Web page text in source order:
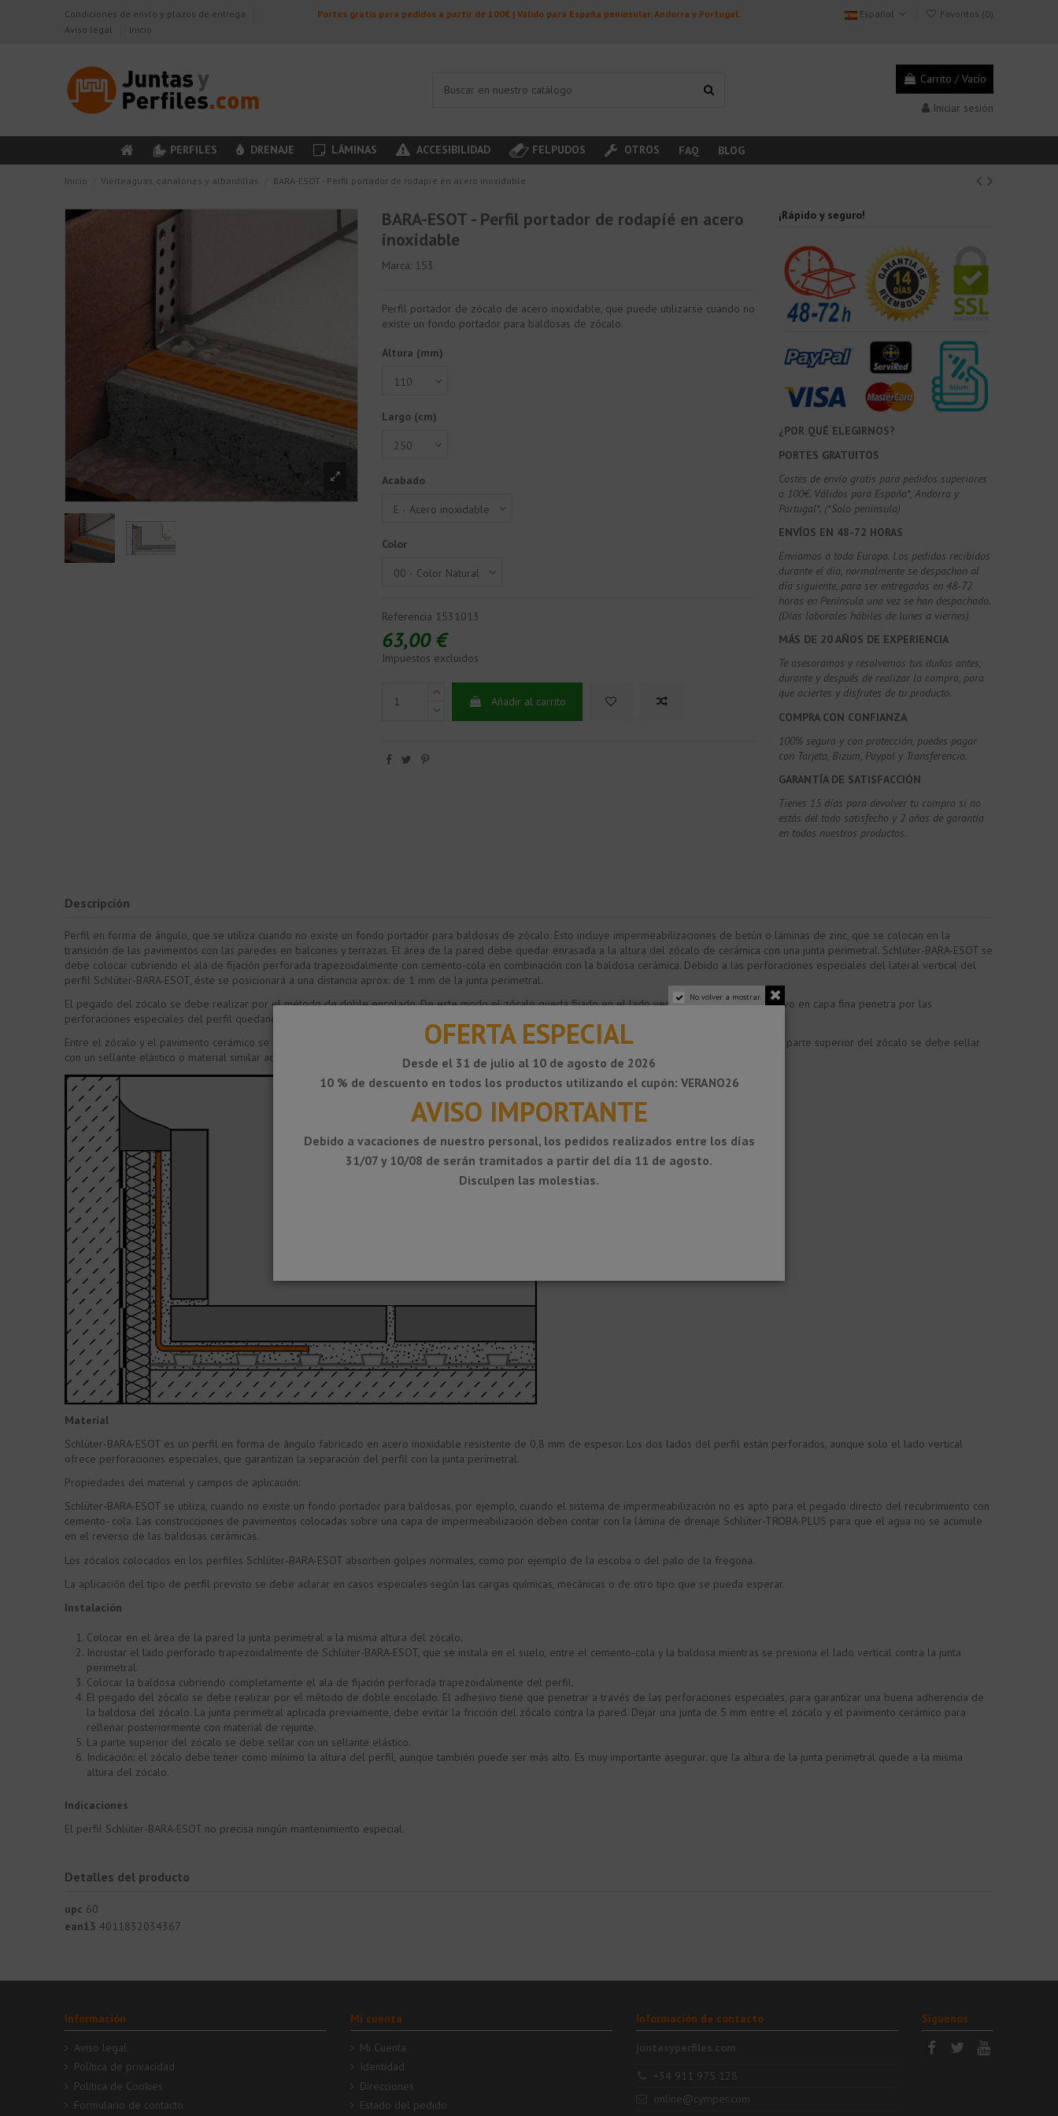
Condiciones de envío y plazos de entrega
Aviso legal
Inicio
Portes gratis para pedidos a partir de 100€ | Válido para España peninsular, Andorra y Portugal. Español Favoritos (0)
Carrito / Vacío
Iniciar sesión
PERFILES DRENAJE LÁMINAS ACCESIBILIDAD FELPUDOS OTROS FAQ BLOG
Inicio Vierteaguas, canalones y albardillas BARA-ESOT - Perfil portador de rodapíé en acero inoxidable
BARA-ESOT - Perfil portador de rodapíé en acero
inoxidable
Marca: 153
Perfil portador de zócalo de acero inoxidable, que puede utilizarse cuando no
existe un fondo portador para baldosas de zócalo.
Altura (mm)
Largo (cm)
Acabado
Color
Referencia 1531013
63,00 €
Impuestos excluidos
Añadir al carrito
¡Rápido y seguro!
¿POR QUÉ ELEGIRNOS?
PORTES GRATUITOS
Costes de envío gratis para pedidos superiores
a 100€. Válidos para España*, Andorra y
Portugal*. (*Solo península)
ENVÍOS EN 48-72 HORAS
Enviamos a toda Europa. Los pedidos recibidos
durante el día, normalmente se despachan al
día siguiente, para ser entregados en 48-72
horas en Península una vez se han despachado.
(Días laborales hábiles de lunes a viernes)
MÁS DE 20 AÑOS DE EXPERIENCIA
Te asesoramos y resolvemos tus dudas antes,
durante y después de realizar la compra, para
que aciertes y disfrutes de tu producto.
COMPRA CON CONFIANZA
100% segura y con protección, puedes pagar
con Tarjeta, Bizum, Paypal y Transferencia.
GARANTÍA DE SATISFACCIÓN
Tienes 15 días para devolver tu compra si no
estás del todo satisfecho y 2 años de garantía
en todos nuestros productos.
Descripción
Perfil en forma de ángulo, que se utiliza cuando no existe un fondo portador para baldosas de zócalo. Esto incluye impermeabilizaciones de betún o láminas de zinc, que se colocan en la
transición de las pavimentos con las paredes en balcones y terrazas. El área de la pared debe quedar enrasada a la altura del zócalo de cerámica con una junta perimetral. Schlüter-BARA-ESOT se
debe colocar cubriendo el ala de fijación perforada trapezoidalmente con cemento-cola en combinación con la baldosa cerámica. Debido a las perforaciones especiales del lateral vertical del
perfil Schlüter-BARA-ESOT, éste se posicionará a una distancia aprox. de 1 mm de la junta perimetral.
El pegado del zócalo se debe realizar por el método de doble encolado. De este modo el zócalo queda fijado en el lado vertical del perfil. El adhesivo en capa fina penetra por las
perforaciones especiales del perfil quedando así sujeto a la estructura del perfil.
Entre el zócalo y el pavimento cerámico se debe dejar una abertura de 5 mm, que más tarde se debe rellenar con un material de rejunte adecuado. La parte superior del zócalo se debe sellar
con un sellante elástico o material similar adecuado.
Material
Schlüter-BARA-ESOT es un perfil en forma de ángulo fabricado en acero inoxidable resistente de 0,8 mm de espesor. Los dos lados del perfil están perforados, aunque solo el lado vertical
ofrece perforaciones especiales, que garantizan la separación del perfil con la junta perimetral.
Propiedades del material y campos de aplicación:
Schlüter-BARA-ESOT se utiliza, cuando no existe un fondo portador para baldosas, por ejemplo, cuando el sistema de impermeabilización no es apto para el pegado directo del recubrimiento con
cemento- cola. Las construcciones de pavimentos colocadas sobre una capa de impermeabilización deben contar con la lámina de drenaje Schlüter-TROBA-PLUS para que el agua no se acumule
en el reverso de las baldosas cerámicas.
Los zócalos colocados en los perfiles Schlüter-BARA-ESOT absorben golpes normales, como por ejemplo de la escoba o del palo de la fregona.
La aplicación del tipo de perfil previsto se debe aclarar en casos especiales según las cargas químicas, mecánicas o de otro tipo que se pueda esperar.
Instalación
Colocar en el área de la pared la junta perimetral a la misma altura del zócalo.
Incrustar el lado perforado trapezoidalmente de Schlüter-BARA-ESOT, que se instala en el suelo, entre el cemento-cola y la baldosa mientras se presiona el lado vertical contra la junta
perimetral.
Colocar la baldosa cubriendo completamente el ala de fijación perforada trapezoidalmente del perfil.
El pegado del zócalo se debe realizar por el método de doble encolado. El adhesivo tiene que penetrar a través de las perforaciones especiales, para garantizar una buena adherencia de
la baldosa del zócalo. La junta perimetral aplicada previamente, debe evitar la fricción del zócalo contra la pared. Dejar una junta de 5 mm entre el zócalo y el pavimento cerámico para
rellenar posteriormente con material de rejunte.
La parte superior del zócalo se debe sellar con un sellante elástico.
Indicación: el zócalo debe tener como mínimo la altura del perfil, aunque también puede ser más alto. Es muy importante asegurar. que la altura de la junta perimetral quede a la misma
altura del zócalo.
Indicaciones
El perfil Schlüter-BARA-ESOT no precisa ningún mantenimiento especial.
Detalles del producto
upc 60
ean13 4011832034367
Información
Aviso legal
Política de privacidad
Política de Cookies
Formulario de contacto
Mi cuenta
Mi Cuenta
Identidad
Direcciones
Estado del pedido
Información de contacto
+34 911 975 128
online@cymper.com
Síguenos
No volver a mostrar.
OFERTA ESPECIAL
Desde el 31 de julio al 10 de agosto de 2026
10 % de descuento en todos los productos utilizando el cupón: VERANO26
AVISO IMPORTANTE
Debido a vacaciones de nuestro personal, los pedidos realizados entre los días
31/07 y 10/08 de serán tramitados a partir del día 11 de agosto.
Disculpen las molestias.